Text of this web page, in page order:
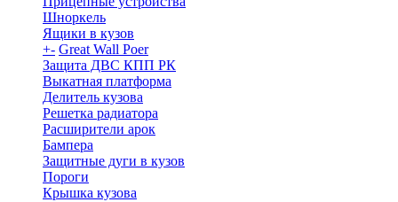
Шноркель
Ящики в кузов
+- Great Wall Poer
Защита ДВС КПП РК
Выкатная платформа
Делитель кузова
Решетка радиатора
Расширители арок
Бампера
Защитные дуги в кузов
Пороги
Крышка кузова